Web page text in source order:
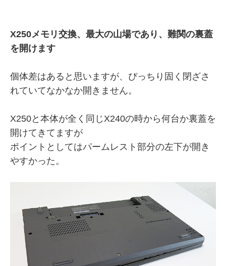
X250メモリ交換、最大の山場であり、難関の裏蓋
を開けます
個体差はあると思いますが、ぴっちり固く閉ざさ
れていてなかなか開きません。
X250と本体が全く同じX240の時から何台か裏蓋を
開けてきてますが
ポイントとしてはパームレスト部分の左下が開き
やすかった。